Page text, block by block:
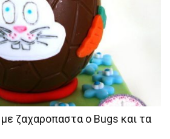
ζαχαροπαστα ο Bugs και τα